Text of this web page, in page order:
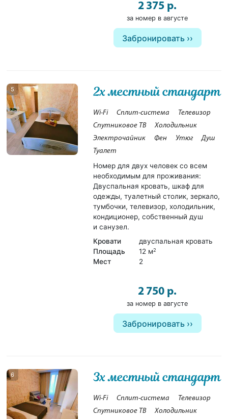
2 375 р.
за номер в августе
Забронировать
5 2х местный стандарт
Wi-Fi Сплит-система
Телевизор
Спутниковое ТВ
Холодильник
Электрочайник
Фен Утюг
Душ
Туалет
Номер для двух человек со всем
необходимым для проживания:
Двуспальная кровать, шкаф для
одежды, туалетный столик, зеркало,
тумбочки, телевизор, холодильник,
кондиционер, собственный душ
и санузел.
Кровати
двуспальная кровать
Площадь
12 м2
Мест 2
2 750 р.
за номер в августе
Забронировать
6 3х местный стандарт
Wi-Fi Сплит-система
Телевизор
Спутниковое ТВ
Холодильник